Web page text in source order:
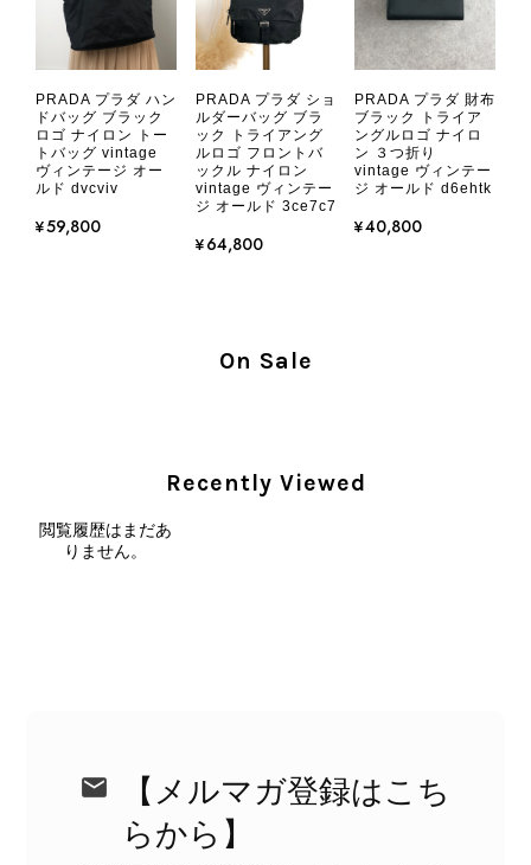
2026/08/05
とても気に入りました、目立たないシャネルのロゴがとてもいい
です
心いたしました。 また、商品からヴ
末永くご愛用いただけましたら幸いで
す。 また気になる商品やご不明な点
PRADA プラダ ハン
ドバッグ ブラック
ロゴ ナイロン トー
トバッグ vintage
ヴィンテージ オー
ルド dvcviv
¥59,800
PRADA プラダ ショ
ルダーバッグ ブラ
ック トライアング
ルロゴ フロントバ
ックル ナイロン
vintage ヴィンテー
ジ オールド 3ce7c7
¥64,800
PRADA プラダ 財布
ブラック トライア
ングルロゴ ナイロ
ン ３つ折り
vintage ヴィンテー
ジ オールド d6ehtk
¥40,800
On Sale
Recently Viewed
閲覧履歴はまだあ
りません。
【メルマガ登録はこち
らから】